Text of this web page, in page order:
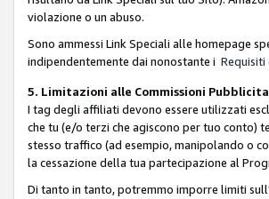
violazione o un abuso.
Sono ammessi Link Speciali alle homepage
indipendentemente dai nonostante i
5. Limitazioni alle Commissioni
I tag degli affiliati devono essere utilizzati
che tu (e/o terzi che agiscono per tuo conto)
stesso traffico (ad esempio, manipolando o
la cessazione della tua partecipazione al
Di tanto in tanto, potremmo imporre limiti